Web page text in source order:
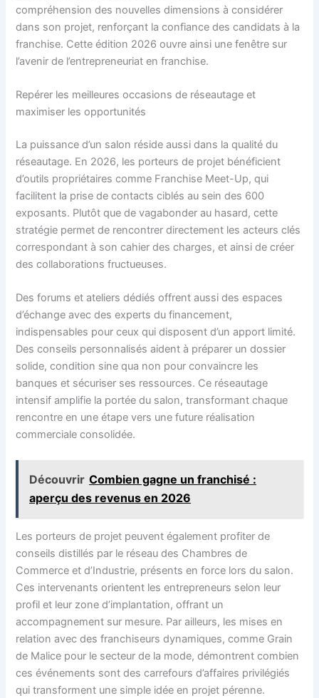
compréhension des nouvelles dimensions à considérer
dans son projet, renforçant la confiance des candidats à la
franchise. Cette édition 2026 ouvre ainsi une fenêtre sur
l’avenir de l’entrepreneuriat en franchise.
Repérer les meilleures occasions de réseautage et
maximiser les opportunités
La puissance d’un salon réside aussi dans la qualité du
réseautage. En 2026, les porteurs de projet bénéficient
d’outils propriétaires comme Franchise Meet-Up, qui
facilitent la prise de contacts ciblés au sein des 600
exposants. Plutôt que de vagabonder au hasard, cette
stratégie permet de rencontrer directement les acteurs clés
correspondant à son cahier des charges, et ainsi de créer
des collaborations fructueuses.
Des forums et ateliers dédiés offrent aussi des espaces
d’échange avec des experts du financement,
indispensables pour ceux qui disposent d’un apport limité.
Des conseils personnalisés aident à préparer un dossier
solide, condition sine qua non pour convaincre les
banques et sécuriser ses ressources. Ce réseautage
intensif amplifie la portée du salon, transformant chaque
rencontre en une étape vers une future réalisation
commerciale consolidée.
Découvrir Combien gagne un franchisé :
aperçu des revenus en 2026
Les porteurs de projet peuvent également profiter de
conseils distillés par le réseau des Chambres de
Commerce et d’Industrie, présents en force lors du salon.
Ces intervenants orientent les entrepreneurs selon leur
profil et leur zone d’implantation, offrant un
accompagnement sur mesure. Par ailleurs, les mises en
relation avec des franchiseurs dynamiques, comme Grain
de Malice pour le secteur de la mode, démontrent combien
ces événements sont des carrefours d’affaires privilégiés
qui transforment une simple idée en projet pérenne.